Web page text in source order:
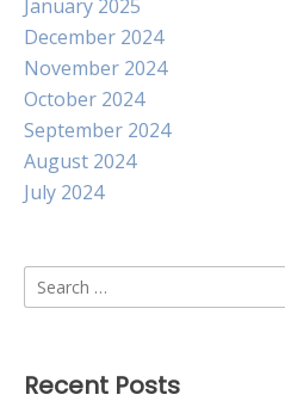
January 2025
December 2024
November 2024
October 2024
September 2024
August 2024
July 2024
Search
for:
Recent Posts